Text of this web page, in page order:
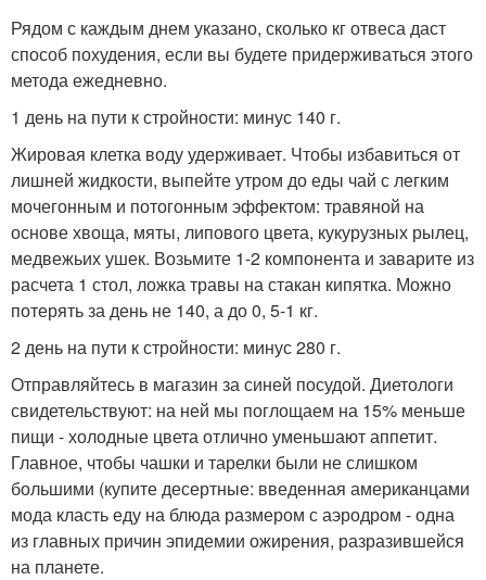
Рядом с каждым днем указано, сколько кг отвеса даст
способ похудения, если вы будете придерживаться этого
метода ежедневно.
1 день на пути к стройности: минус 140 г.
Жировая клетка воду удерживает. Чтобы избавиться от
лишней жидкости, выпейте утром до еды чай с легким
мочегонным и потогонным эффектом: травяной на
основе хвоща, мяты, липового цвета, кукурузных рылец,
медвежьих ушек. Возьмите 1-2 компонента и заварите из
расчета 1 стол, ложка травы на стакан кипятка. Можно
потерять за день не 140, а до 0, 5-1 кг.
2 день на пути к стройности: минус 280 г.
Отправляйтесь в магазин за синей посудой. Диетологи
свидетельствуют: на ней мы поглощаем на 15% меньше
пищи - холодные цвета отлично уменьшают аппетит.
Главное, чтобы чашки и тарелки были не слишком
большими (купите десертные: введенная американцами
мода класть еду на блюда размером с аэродром - одна
из главных причин эпидемии ожирения, разразившейся
на планете.